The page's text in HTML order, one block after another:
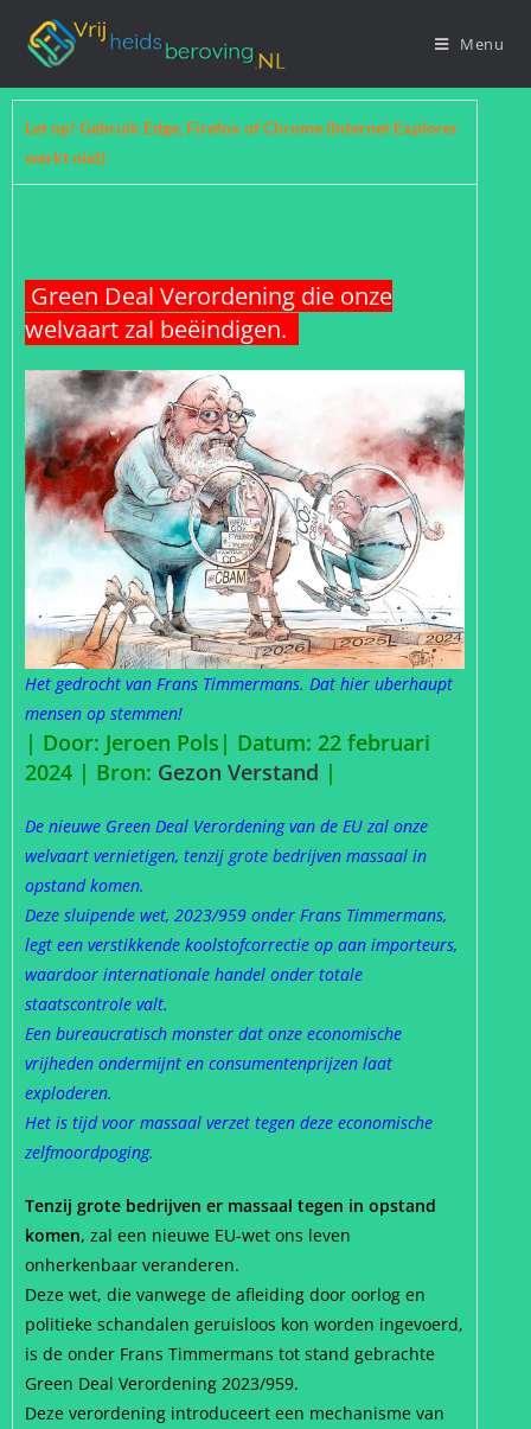
Menu
Let op! Gebruik Edge, Firefox of Chrome (Internet Explorer
werkt niet)
Green Deal Verordening die onze
welvaart zal beëindigen.
Het gedrocht van Frans Timmermans. Dat hier uberhaupt
mensen op stemmen!
| Door: Jeroen Pols| Datum: 22 februari
2024 | Bron: Gezon Verstand |
De nieuwe Green Deal Verordening van de EU zal onze
welvaart vernietigen, tenzij grote bedrijven massaal in
opstand komen.
Deze sluipende wet, 2023/959 onder Frans Timmermans,
legt een verstikkende koolstofcorrectie op aan importeurs,
waardoor internationale handel onder totale
staatscontrole valt.
Een bureaucratisch monster dat onze economische
vrijheden ondermijnt en consumentenprijzen laat
exploderen.
Het is tijd voor massaal verzet tegen deze economische
zelfmoordpoging.
Tenzij grote bedrijven er massaal tegen in opstand
komen, zal een nieuwe EU-wet ons leven
onherkenbaar veranderen.
Deze wet, die vanwege de afleiding door oorlog en
politieke schandalen geruisloos kon worden ingevoerd,
is de onder Frans Timmermans tot stand gebrachte
Green Deal Verordening 2023/959.
Deze verordening introduceert een mechanisme van